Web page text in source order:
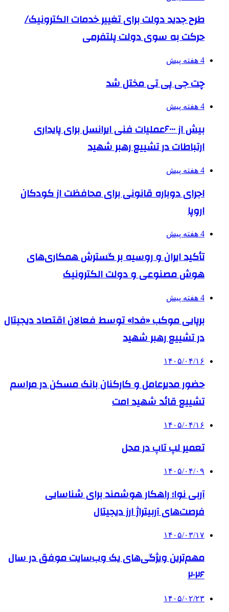
طرح جدید دولت برای تغییر خدمات الکترونیک/
حرکت به سوی دولت پلتفرمی
4 هفته پیش
چت جی پی تی مختل شد
4 هفته پیش
بیش از ۶۰۰۰عملیات فنی ایرانسل برای پایداری
ارتباطات در تشییع رهبر شهید
4 هفته پیش
اجرای دوباره قانونی برای محافظت از کودکان
اروپا
4 هفته پیش
تأکید ایران و روسیه بر گسترش همکاری‌های
هوش مصنوعی و دولت الکترونیک
4 هفته پیش
برپایی موکب «فدا» توسط فعالان اقتصاد دیجیتال
در تشییع رهبر شهید
۱۴۰۵/۰۴/۱۶
حضور مدیرعامل و کارکنان بانک مسکن در مراسم
تشییع قائد شهید امت
۱۴۰۵/۰۴/۱۶
تعمیر لپ تاپ در محل
۱۴۰۵/۰۴/۰۹
آربی نوا؛ راهکار هوشمند برای شناسایی
فرصت‌های آربیتراژ ارز دیجیتال
۱۴۰۵/۰۳/۱۷
مهم‌ترین ویژگی‌های یک وب‌سایت موفق در سال
۲۰۲۶
۱۴۰۵/۰۲/۲۳